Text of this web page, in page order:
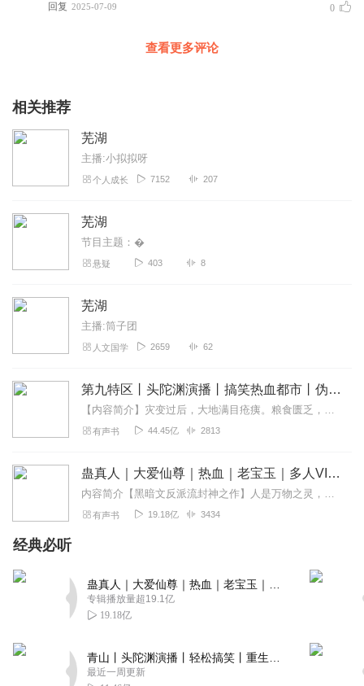
回复 2025-07-09 0
查看更多评论
相关推荐
芜湖
主播:小拟拟呀
个人成长 7152 207
芜湖
节目主题：�
悬疑 403 8
芜湖
主播:筒子团
人文国学 2659 62
第九特区丨头陀渊演播丨搞笑热血都市丨伪戒丨VIP免费多人有声剧
【内容简介】灾变过后，大地满目疮痍。粮食匮乏，资源紧俏，局势混乱……一位从待规划区杀出来的青年，背对着漫天黄沙，孤身来到九区谋生，却不曾想偶然结识三五好友，一念...
有声书 44.45亿 2813
蛊真人｜大爱仙尊｜热血｜老宝玉｜多人VIP免费有声剧
内容简介【黑暗文反派流封神之作】人是万物之灵，蛊是天地真精。一个穿越者不断重生的故事。一个养蛊、炼蛊、用蛊的奇特世界。配音组（男角色）老宝玉旁白...
有声书 19.18亿 3434
经典必听
专辑播放量超19.1亿
19.18亿
最近一周更新